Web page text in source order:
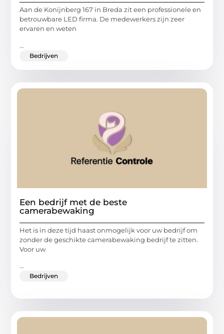
Aan de Konijnberg 167 in Breda zit een professionele en
betrouwbare LED firma. De medewerkers zijn zeer
ervaren en weten
...
Bedrijven
Een bedrijf met de beste
camerabewaking
Het is in deze tijd haast onmogelijk voor uw bedrijf om
zonder de geschikte camerabewaking bedrijf te zitten.
Voor uw
...
Bedrijven